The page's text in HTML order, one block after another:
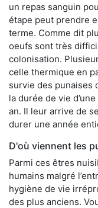
un repas sanguin
étape peut prendre
terme. Comme dit
oeufs sont très
colonisation.
celle thermique en
survie des punaises
la durée de vie
an. Il leur arrive de
durer une année
D'où viennent les
Parmi ces êtres
humains malgré
hygiène de vie
des plus anciens.